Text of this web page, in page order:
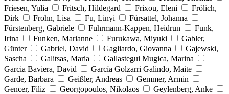
Friesen, Yulia
Fritsch, Hildegard Frixou, Eleni
Frölich,
Dirk
Frohn, Lisa Fu, Linyi
Fürsattel, Johanna
Fürstenberg, Gabriele
Fuhrmann-Kappen, Heidrun
Funk,
Irina
Funken, Marianne Furukawa, Miyuki
Gabler,
Günter
Gabriel, David Gagliardo, Giovanna
Gajewski,
Sascha
Galitsas, Maria
Gallastegui Mugica, Marina
Garcia Baviera, David
García Golzarri Galindo, Maite
Garde, Barbara
Geißler, Andreas
Gemmer, Armin
Gencer, Filiz
Georgopoulos, Nikolaos
Geylenberg, Anke